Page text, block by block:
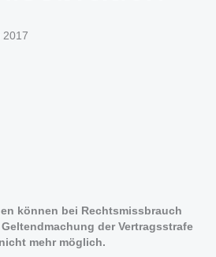
2017
können bei Rechtsmissbrauch
der Vertragsstrafe
mehr möglich.